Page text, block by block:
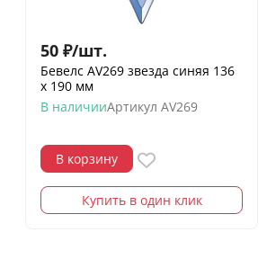
50 ₽/шт.
Бевелс AV269 звезда синяя 136
х 190 мм
В наличииАртикул AV269
В корзину
Купить в один клик